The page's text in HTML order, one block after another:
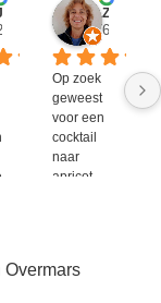
jaar geleden 6 jaar
Op zoek
geweest
voor een
cocktail
naar
apricot
niet te